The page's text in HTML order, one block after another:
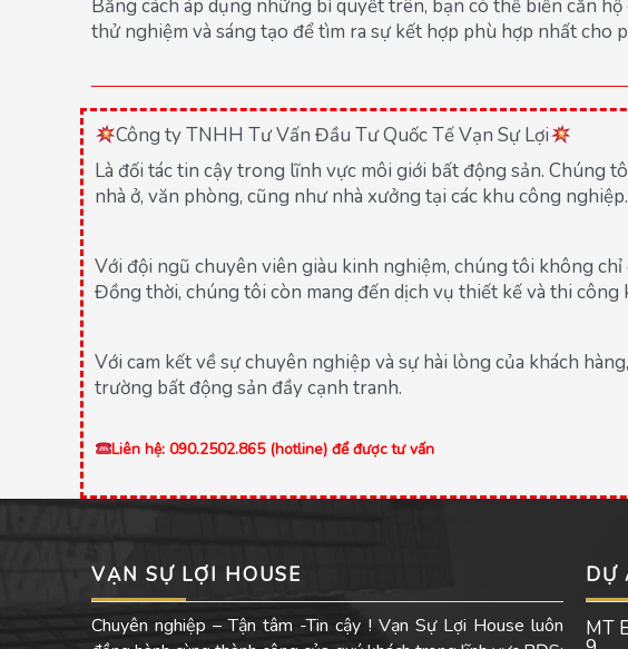
Bằng cách áp dụng những bí quyết trên, bạn có thể biến căn
thử nghiệm và sáng tạo để tìm ra sự kết hợp phù hợp nhất cho
Công ty TNHH Tư Vấn Đầu Tư Quốc Tế Vạn Sự Lợi
Là đối tác tin cậy trong lĩnh vực môi giới bất động sản. Chúng
nhà ở, văn phòng, cũng như nhà xưởng tại các khu công nghiệp.
Với đội ngũ chuyên viên giàu kinh nghiệm, chúng tôi không
Đồng thời, chúng tôi còn mang đến dịch vụ thiết kế và thi
Với cam kết về sự chuyên nghiệp và sự hài lòng của khách
trường bất động sản đầy cạnh tranh.
Liên hệ: 090.2502.865 (hotline) để được tư vấn
VẠN SỰ LỢI HOUSE
Chuyên nghiệp – Tận tâm -Tin cậy ! Vạn Sự Lợi House luôn
DỰ
MT